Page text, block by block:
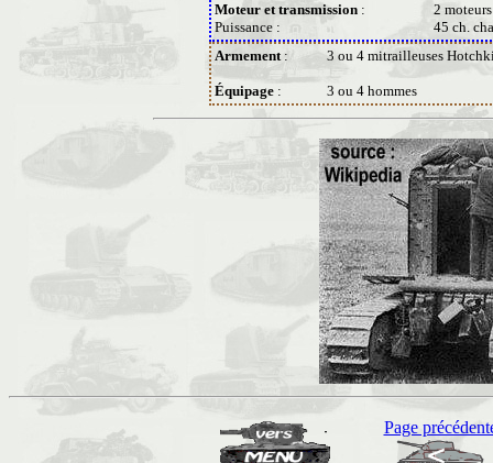
Moteur et transmission :
Puissance :
2
45 ch.
Armement:
Équipage :
3 ou 4 mitrailleuses
3 ou 4 hommes
Page